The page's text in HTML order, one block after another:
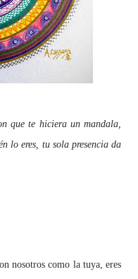
que te hiciera un mandala,
lo eres, tu sola presencia da
nosotros como la tuya, eres